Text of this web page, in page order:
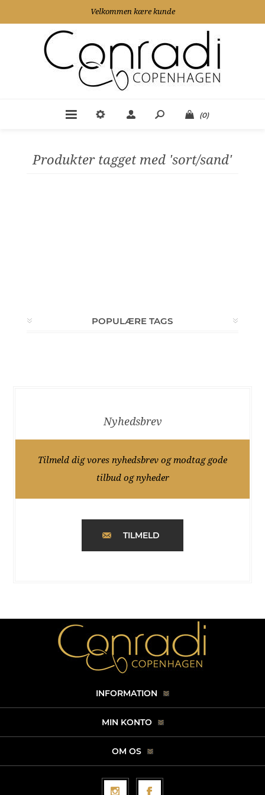
Velkommen kære kunde
(0)
Produkter tagget med 'sort/sand'
POPULÆRE TAGS
Nyhedsbrev
Tilmeld dig vores nyhedsbrev og modtag gode
tilbud og nyheder
TILMELD
INFORMATION
MIN KONTO
OM OS